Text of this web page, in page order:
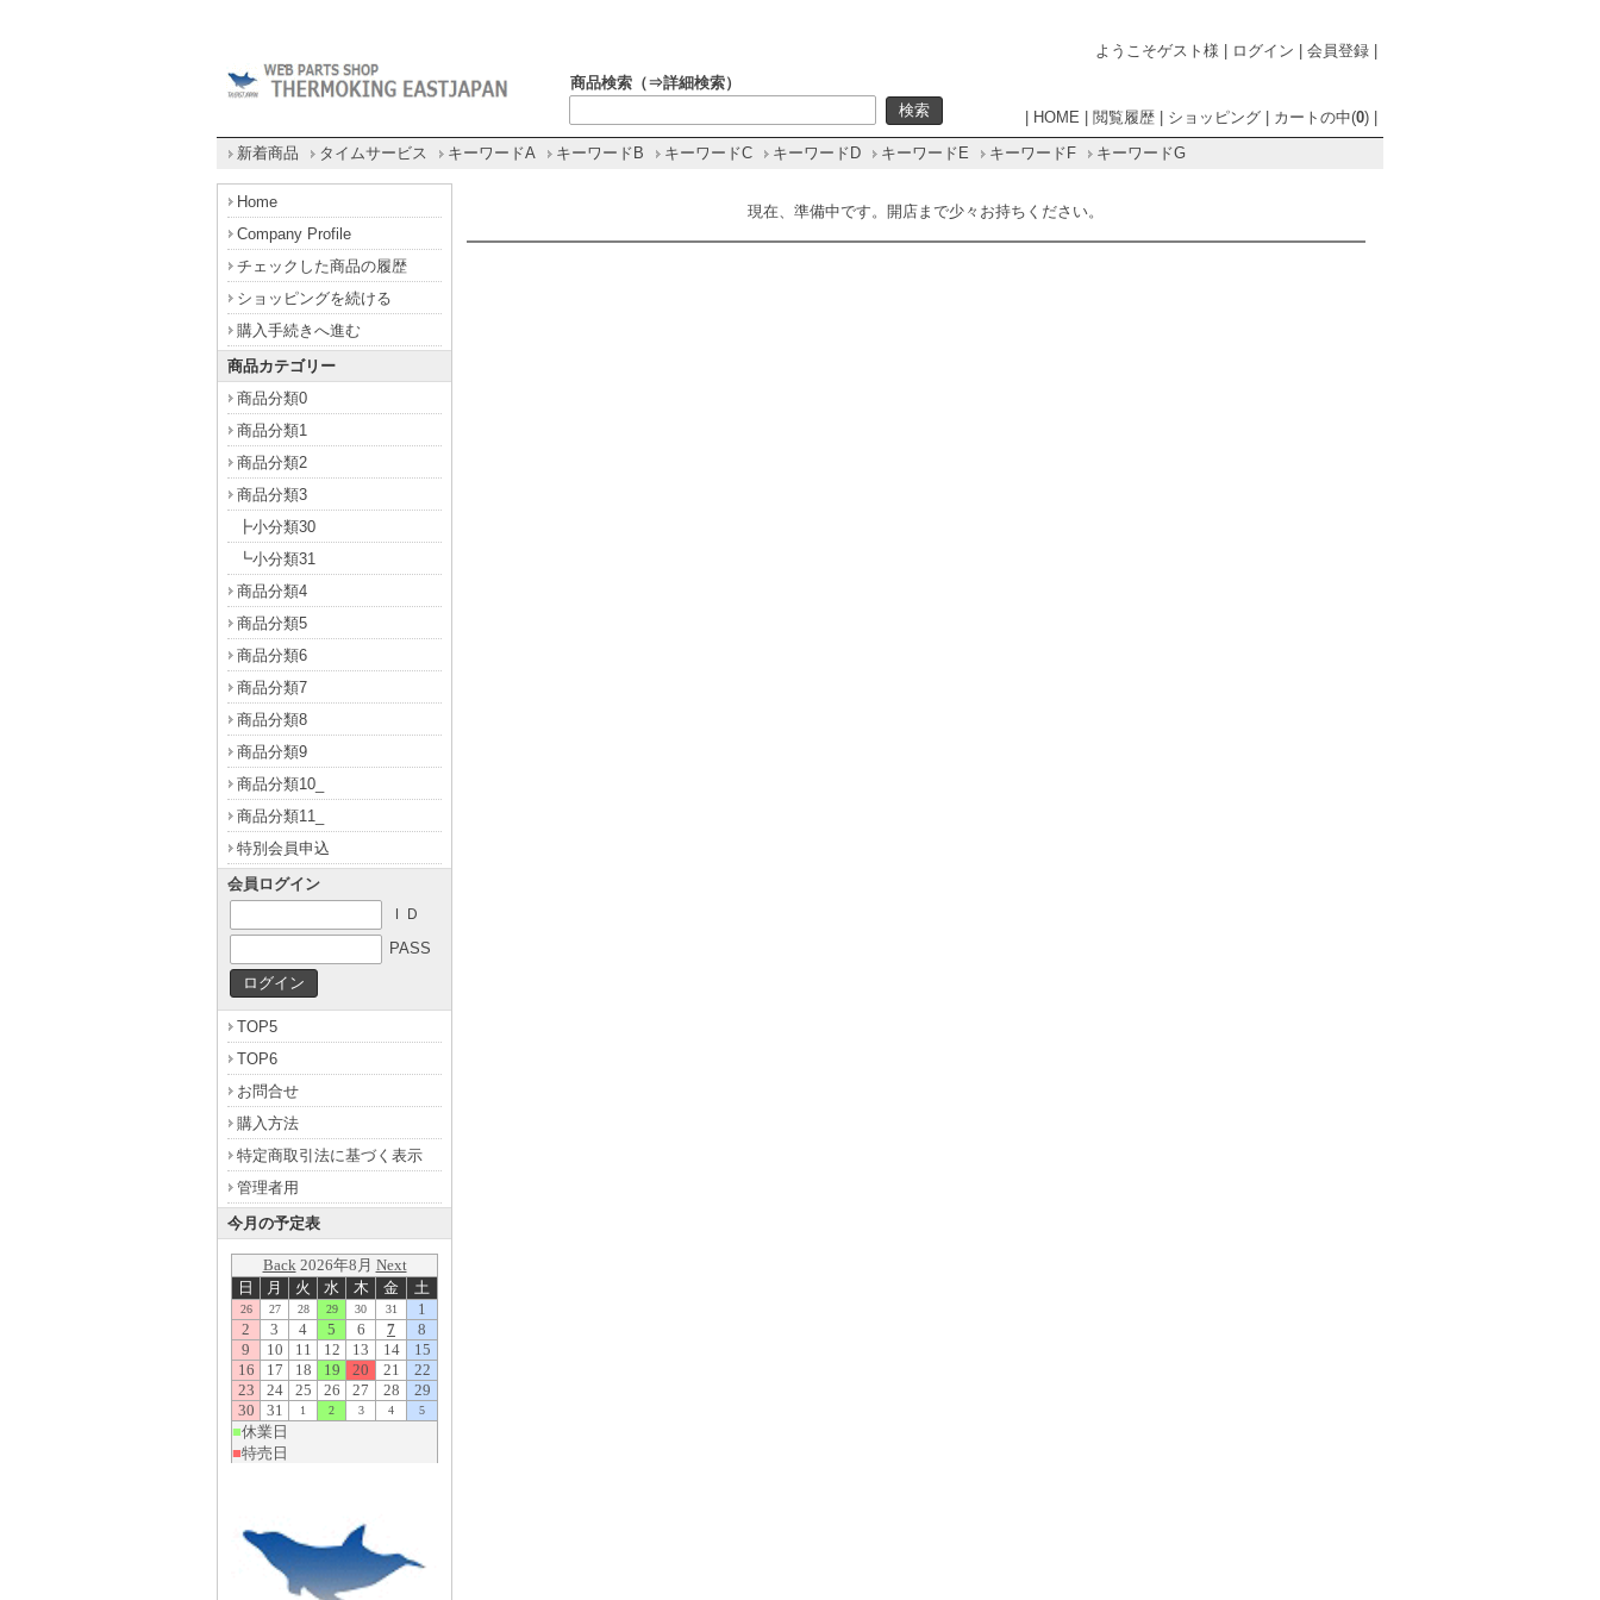
ようこそゲスト様 ログイン 会員登録
HOME 閲覧履歴 ショッピング カートの中(0)
商品検索（⇒詳細検索）
新着商品 タイムサービス キーワードA キーワードB キーワードC キーワードD キーワードE キーワードF キーワードG
現在、準備中です。開店まで少々お持ちください。
Home
Company Profile
チェックした商品の履歴
ショッピングを続ける
購入手続きへ進む
商品カテゴリー
商品分類0
商品分類1
商品分類2
商品分類3
┣小分類30
┗小分類31
商品分類4
商品分類5
商品分類6
商品分類7
商品分類8
商品分類9
商品分類10_
商品分類11_
特別会員申込
会員ログイン
ＩＤ
PASS
TOP5
TOP6
お問合せ
購入方法
特定商取引法に基づく表示
管理者用
今月の予定表